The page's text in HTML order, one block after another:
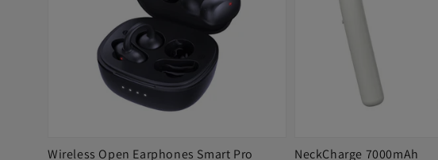
Wireless Open Earphones Smart Pro NeckCharge 7000mAh